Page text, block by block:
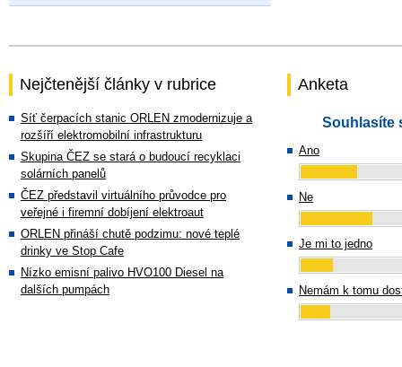
Nejčtenější články v rubrice
Síť čerpacích stanic ORLEN zmodernizuje a
rozšíří elektromobilní infrastrukturu
Skupina ČEZ se stará o budoucí recyklaci
solárních panelů
ČEZ představil virtuálního průvodce pro
veřejné i firemní dobíjení elektroaut
ORLEN přináší chutě podzimu: nové teplé
drinky ve Stop Cafe
Nízko emisní palivo HVO100 Diesel na
dalších pumpách
Anketa
Souhlasíte
Ano
Ne
Je mi to jedno
Nemám k tomu